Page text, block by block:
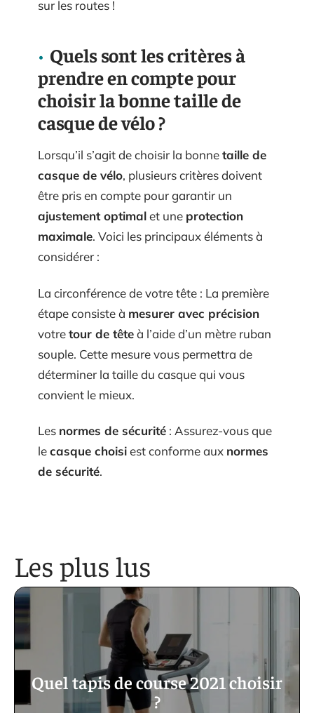
sur les routes !
Quels sont les critères à
prendre en compte pour
choisir la bonne taille de
casque de vélo ?
Lorsqu’il s’agit de choisir la bonnetaille de
casque de vélo, plusieurs critères doivent
être pris en compte pour garantir un
ajustement optimalet une protection
maximale. Voici les principaux éléments à
considérer :
La circonférence de votre tête : La première
étape consiste à mesurer avec précision
votretour de têteà l’aide d’un mètre ruban
souple. Cette mesure vous permettra de
déterminer la taille du casque qui vous
convient le mieux.
Les normes de sécurité : Assurez-vous que
lecasque choisiest conforme aux normes
de sécurité.
Les plus lus
Quel tapis de course 2021 choisir
?